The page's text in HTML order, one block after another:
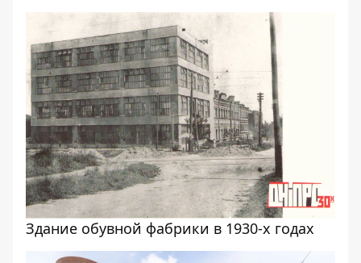
Здание обувной фабрики в 1930-х годах